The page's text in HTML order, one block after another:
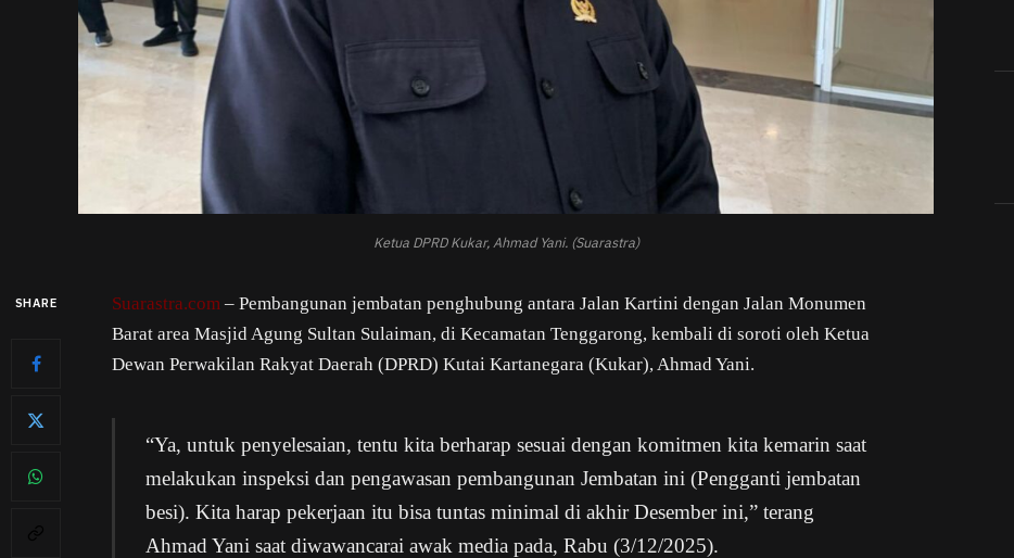
Ketua DPRD Kukar, Ahmad Yani. (Suarastra)
SHARE Suarastra.com – Pembangunan jembatan penghubung antara Jalan Kartini dengan Jalan Monumen
Barat area Masjid Agung Sultan Sulaiman, di Kecamatan Tenggarong, kembali di soroti oleh Ketua
Dewan Perwakilan Rakyat Daerah (DPRD) Kutai Kartanegara (Kukar), Ahmad Yani.
“Ya, untuk penyelesaian, tentu kita berharap sesuai dengan komitmen kita kemarin saat
melakukan inspeksi dan pengawasan pembangunan Jembatan ini (Pengganti jembatan
besi). Kita harap pekerjaan itu bisa tuntas minimal di akhir Desember ini,” terang
Ahmad Yani saat diwawancarai awak media pada, Rabu (3/12/2025).